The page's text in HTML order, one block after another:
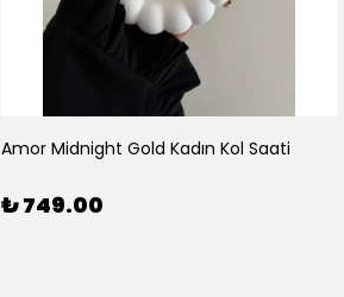
Amor Midnight Gold Kadın Kol Saati
₺ 749.00